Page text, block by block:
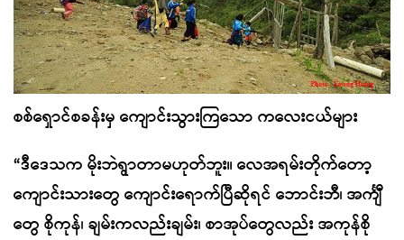
စစ်ရှောင်စခန်းမှ ကျောင်းသွားကြသော ကလေးငယ်များ
“ဒီဒေသက မိုးဘဲရွာတာမဟုတ်ဘူး။ လေအရမ်းတိုက်တော့
ကျောင်းသားတွေ ကျောင်းရောက်ပြီဆိုရင် ဘောင်းဘီ၊ အင်္ကျီ
တွေ စိုကုန်၊ ချမ်းကလည်းချမ်း၊ စာအုပ်တွေလည်း အကုန်စို